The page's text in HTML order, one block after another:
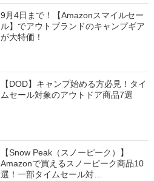
9月4日まで！【Amazonスマイルセー
ル】でアウトブランドのキャンプギア
が大特価！
【DOD】キャンプ始める方必見！タイ
ムセール対象のアウトドア商品7選
【Snow Peak（スノーピーク）】
Amazonで買えるスノーピーク商品10
選！一部タイムセール対…